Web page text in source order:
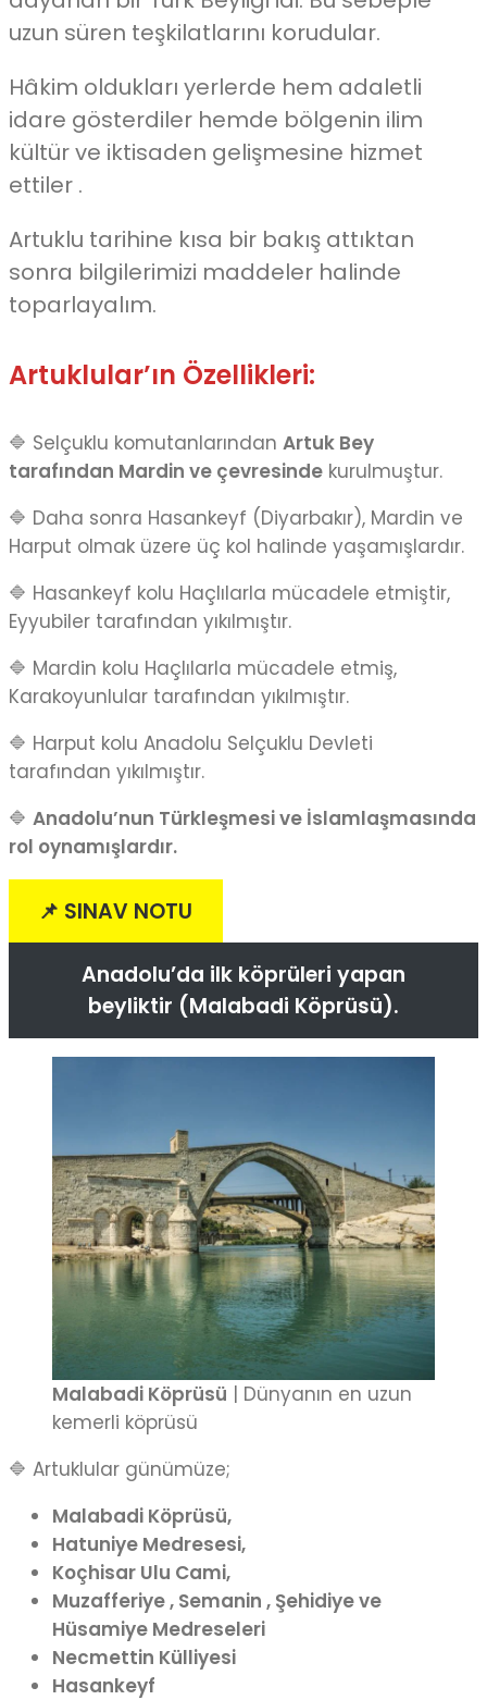
uzun süren teşkilatlarını korudular.
Hâkim oldukları yerlerde hem adaletli
idare gösterdiler hemde bölgenin ilim
kültür ve iktisaden gelişmesine hizmet
ettiler .
Artuklu tarihine kısa bir bakış attıktan
sonra bilgilerimizi maddeler halinde
toparlayalım.
Artuklular’ın Özellikleri:
🔷 Selçuklu komutanlarından Artuk Bey
tarafından Mardin ve çevresinde kurulmuştur.
🔷 Daha sonra Hasankeyf (Diyarbakır), Mardin ve
Harput olmak üzere üç kol halinde yaşamışlardır.
🔷 Hasankeyf kolu Haçlılarla mücadele etmiştir,
Eyyubiler tarafından yıkılmıştır.
🔷 Mardin kolu Haçlılarla mücadele etmiş,
Karakoyunlular tarafından yıkılmıştır.
🔷 Harput kolu Anadolu Selçuklu Devleti
tarafından yıkılmıştır.
🔷 Anadolu’nun Türkleşmesi ve İslamlaşmasında
rol oynamışlardır.
📌 SINAV NOTU
Anadolu’da ilk köprüleri yapan
beyliktir (Malabadi Köprüsü).
Malabadi Köprüsü | Dünyanın en uzun
kemerli köprüsü
🔷 Artuklular günümüze;
Malabadi Köprüsü,
Hatuniye Medresesi,
Koçhisar Ulu Cami,
Muzafferiye , Semanin , Şehidiye ve
Hüsamiye Medreseleri
Necmettin Külliyesi
Hasankeyf